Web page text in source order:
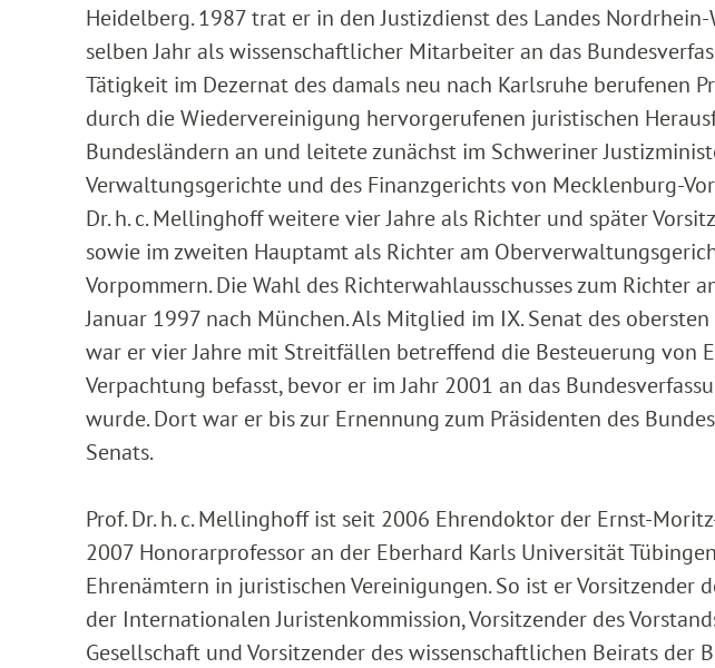
Heidelberg. 1987 trat er in den Justizdienst des Landes
selben Jahr als wissenschaftlicher Mitarbeiter an das
Tätigkeit im Dezernat des damals neu nach Karlsruhe berufenen
durch die Wiedervereinigung hervorgerufenen juristischen
Bundesländern an und leitete zunächst im Schweriner
Verwaltungsgerichte und des Finanzgerichts von Mecklenburg-
Dr. h. c. Mellinghoff weitere vier Jahre als Richter und später
sowie im zweiten Hauptamt als Richter am
Vorpommern. Die Wahl des Richterwahlausschusses zum Richter
Januar 1997 nach München. Als Mitglied im IX. Senat des
war er vier Jahre mit Streitfällen betreffend die Besteuerung von
Verpachtung befasst, bevor er im Jahr 2001 an das
wurde. Dort war er bis zur Ernennung zum Präsidenten des
Senats.
Prof. Dr. h. c. Mellinghoff ist seit 2006 Ehrendoktor der Ernst-
2007 Honorarprofessor an der Eberhard Karls Universität
Ehrenämtern in juristischen Vereinigungen. So ist er Vorsitzender
der Internationalen Juristenkommission, Vorsitzender des
Gesellschaft und Vorsitzender des wissenschaftlichen Beirats der